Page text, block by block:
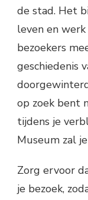
de stad. Het
leven en
bezoekers
geschiedenis
op zoek bent
tijdens je
Museum zal
Zorg ervoor
je bezoek,